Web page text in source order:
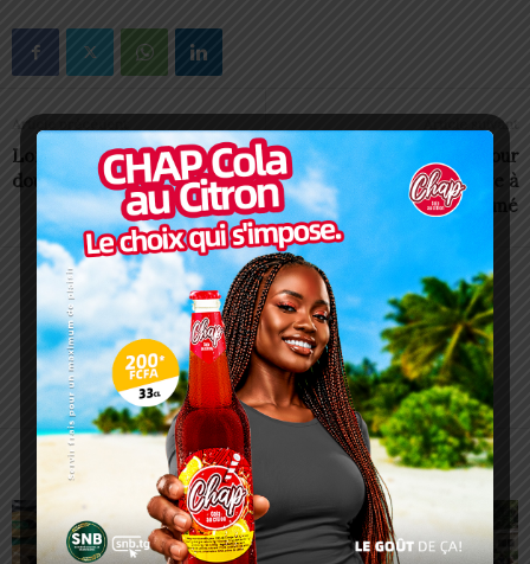
Article précédent
Long week-end : DJAMA
double le plaisir à Agoè
Article suivant
IYBA-SEED : clap de fin pour
la formation genre à
Atakpamé
Charbel SOSSOUVI
ARTICLES CONNEXES PLUS DE L'AUTEUR